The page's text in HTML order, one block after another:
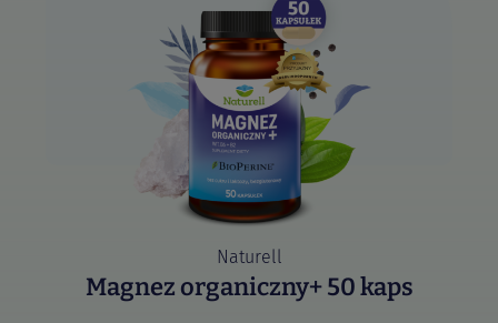
Naturell
Magnez organiczny+ 50 kaps